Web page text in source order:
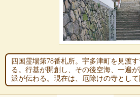
四国霊場第78番札所。宇多津町を見渡
る。行基が開創し、その後空海、一遍
派が伝わる。現在は、厄除けの寺として